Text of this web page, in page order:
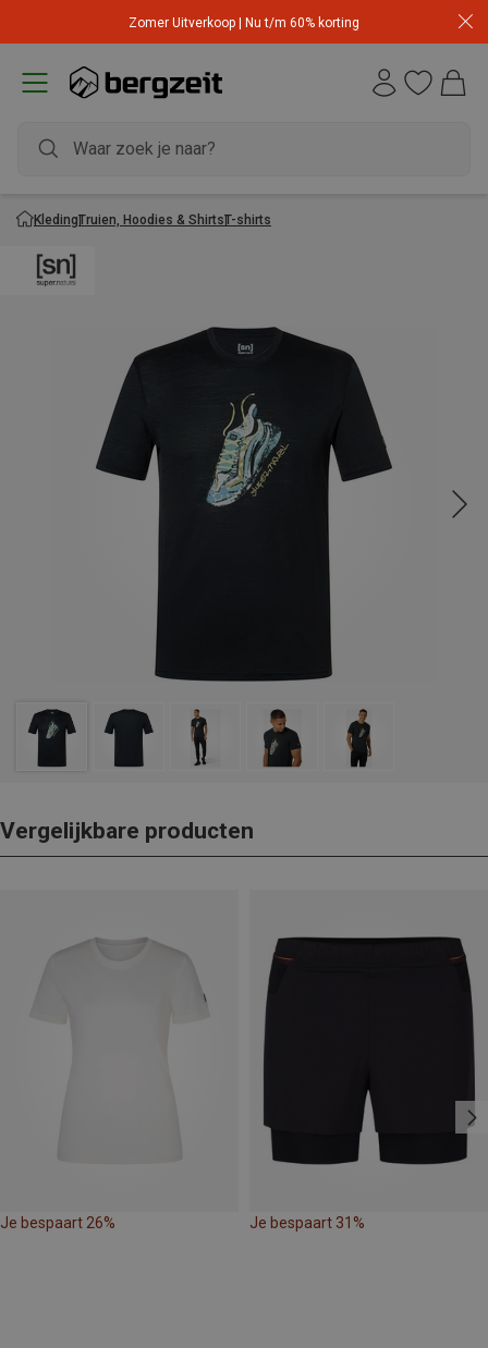
Zomer Uitverkoop | Nu t/m 60% korting
KledingTruien, Hoodies & ShirtsT-shirts
Vergelijkbare producten
Je bespaart 26% Je bespaart 31%